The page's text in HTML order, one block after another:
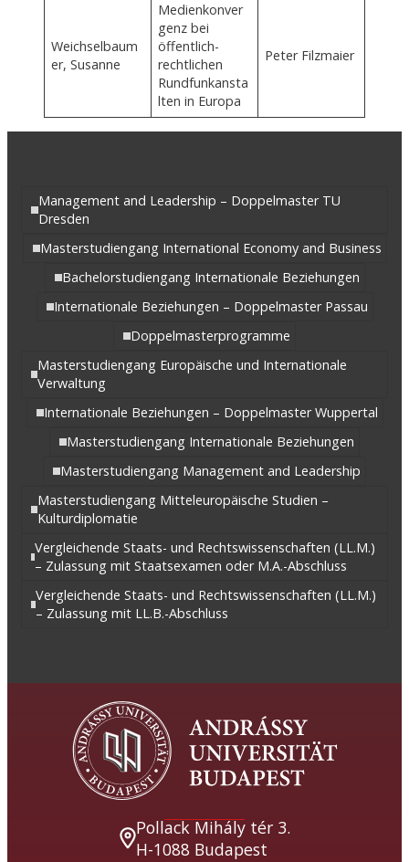
Weichselbaum
er, Susanne
Medienkonver
genz bei
öffentlich-
rechtlichen
Rundfunkansta
lten in Europa
Peter Filzmaier
Management and Leadership – Doppelmaster TU
Dresden
Masterstudiengang International Economy and Business
Bachelorstudiengang Internationale Beziehungen
Internationale Beziehungen – Doppelmaster Passau
Doppelmasterprogramme
Masterstudiengang Europäische und Internationale
Verwaltung
Internationale Beziehungen – Doppelmaster Wuppertal
Masterstudiengang Internationale Beziehungen
Masterstudiengang Management and Leadership
Masterstudiengang Mitteleuropäische Studien –
Kulturdiplomatie
Vergleichende Staats- und Rechtswissenschaften (LL.M.)
– Zulassung mit Staatsexamen oder M.A.-Abschluss
Vergleichende Staats- und Rechtswissenschaften (LL.M.)
– Zulassung mit LL.B.-Abschluss
Pollack Mihály tér 3.
H-1088 Budapest